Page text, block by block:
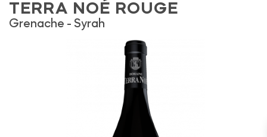
TERRA NOÉ ROUGE
Grenache Syrah